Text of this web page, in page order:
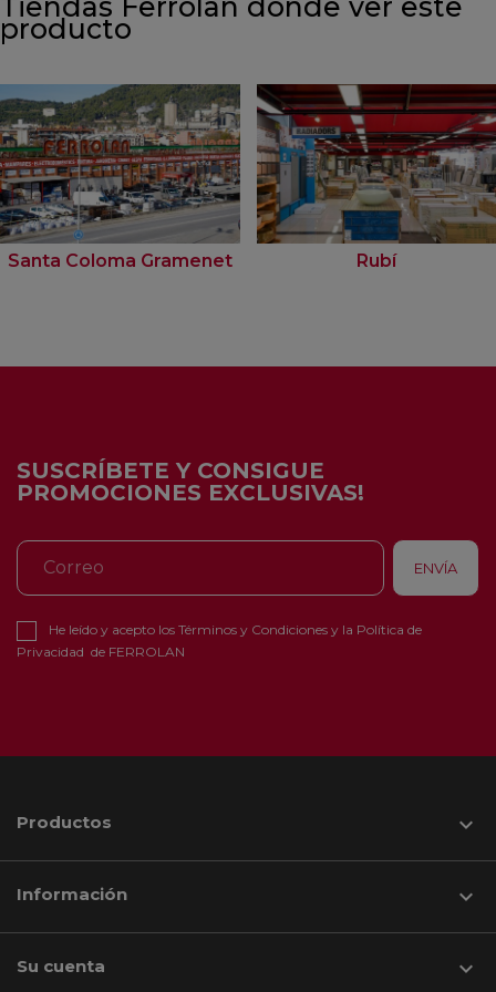
Tiendas Ferrolan donde ver este
producto
Santa Coloma Gramenet Rubí
SUSCRÍBETE Y CONSIGUE
PROMOCIONES EXCLUSIVAS!
He leído y acepto los Términos y Condiciones y la Política de
Privacidad de FERROLAN
Productos 
Información 
Su cuenta 